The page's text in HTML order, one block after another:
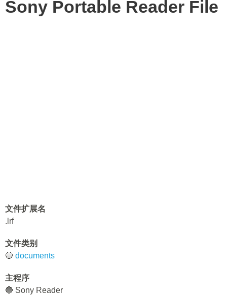
Sony Portable Reader File
文件扩展名
.lrf
文件类别
🔵 documents
主程序
🔵 Sony Reader